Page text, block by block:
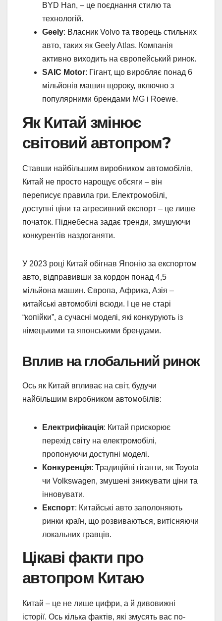
BYD Han, – це поєднання стилю та
технологій.
Geely: Власник Volvo та творець стильних
авто, таких як Geely Atlas. Компанія
активно виходить на європейський ринок.
SAIC Motor: Гігант, що виробляє понад 6
мільйонів машин щороку, включно з
популярними брендами MG і Roewe.
Як Китай змінює
світовий автопром?
Ставши найбільшим виробником автомобілів,
Китай не просто нарощує обсяги – він
переписує правила гри. Електромобілі,
доступні ціни та агресивний експорт – це лише
початок. Піднебесна задає тренди, змушуючи
конкурентів наздоганяти.
У 2023 році Китай обігнав Японію за експортом
авто, відправивши за кордон понад 4,5
мільйона машин. Європа, Африка, Азія –
китайські автомобілі всюди. І це не старі
“копійки”, а сучасні моделі, які конкурують із
німецькими та японськими брендами.
Вплив на глобальний ринок
Ось як Китай впливає на світ, будучи
найбільшим виробником автомобілів:
Електрифікація: Китай прискорює
перехід світу на електромобілі,
пропонуючи доступні моделі.
Конкуренція: Традиційні гіганти, як Toyota
чи Volkswagen, змушені знижувати ціни та
інновувати.
Експорт: Китайські авто заполоняють
ринки країн, що розвиваються, витісняючи
локальних гравців.
Цікаві факти про
автопром Китаю
Китай – це не лише цифри, а й дивовижні
історії. Ось кілька фактів, які змусять вас по-